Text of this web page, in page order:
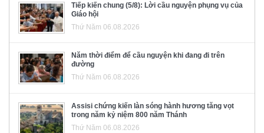
Tiếp kiến chung (5/8): Lời cầu nguyện phụng vụ của
Giáo hội
Thứ Năm 06.08.2026
Năm thời điểm để cầu nguyện khi đang đi trên
đường
Thứ Năm 06.08.2026
Assisi chứng kiến làn sóng hành hương tăng vọt
trong năm kỷ niệm 800 năm Thánh
Thứ Năm 06.08.2026